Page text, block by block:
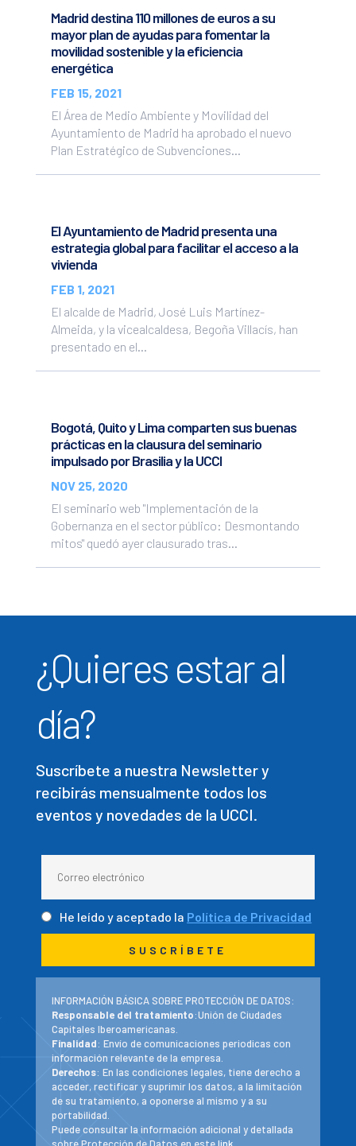
Madrid destina 110 millones de euros a su
mayor plan de ayudas para fomentar la
movilidad sostenible y la eficiencia
energética
FEB 15, 2021
El Área de Medio Ambiente y Movilidad del
Ayuntamiento de Madrid ha aprobado el nuevo
Plan Estratégico de Subvenciones...
El Ayuntamiento de Madrid presenta una
estrategia global para facilitar el acceso a la
vivienda
FEB 1, 2021
El alcalde de Madrid, José Luis Martínez-
Almeida, y la vicealcaldesa, Begoña Villacís, han
presentado en el...
Bogotá, Quito y Lima comparten sus buenas
prácticas en la clausura del seminario
impulsado por Brasilia y la UCCI
NOV 25, 2020
El seminario web "Implementación de la
Gobernanza en el sector público: Desmontando
mitos" quedó ayer clausurado tras...
¿Quieres estar al
día?
Suscríbete a nuestra Newsletter y
recibirás mensualmente todos los
eventos y novedades de la UCCI.
He leído y aceptado la Política de Privacidad
INFORMACIÓN BÁSICA SOBRE PROTECCIÓN DE DATOS:
Responsable del tratamiento:Unión de Ciudades
Capitales Iberoamericanas.
Finalidad: Envío de comunicaciones periodicas con
información relevante de la empresa.
Derechos: En las condiciones legales, tiene derecho a
acceder, rectificar y suprimir los datos, a la limitación
de su tratamiento, a oponerse al mismo y a su
portabilidad.
Puede consultar la información adicional y detallada